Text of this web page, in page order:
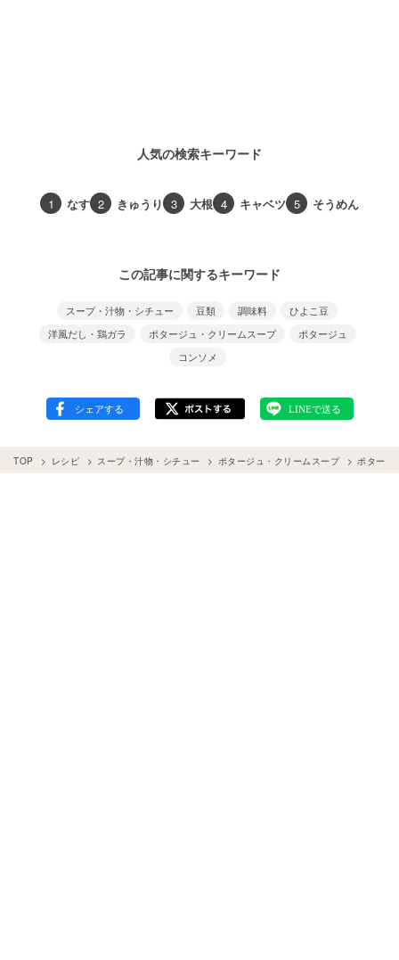
人気の検索キーワード
1 なす 2 きゅうり 3 大根 4 キャベツ 5 そうめん
この記事に関するキーワード
スープ・汁物・シチュー 豆類 調味料
ひよこ豆
洋風だし・鶏ガラ
ポタージュ・クリームスープ
ポタージュ
コンソメ
TOP レシピ スープ・汁物・シチュー ポタージュ・クリームスープ ポタージ